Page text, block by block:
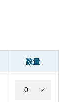
数量